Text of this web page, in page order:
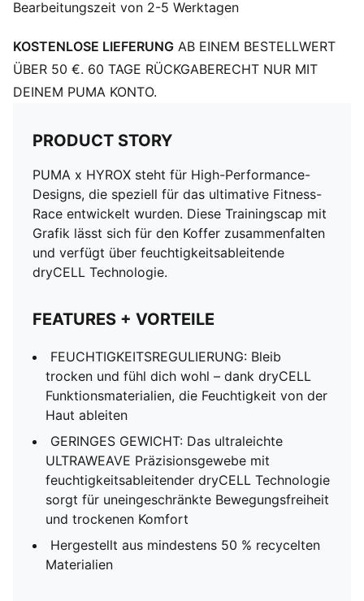
PUMA x HYROX Co-Branding-Details
Bearbeitungszeit von 2-5 Werktagen
KOSTENLOSE LIEFERUNG AB EINEM BESTELLWERT
ÜBER 50 €. 60 TAGE RÜCKGABERECHT NUR MIT
DEINEM PUMA KONTO.
PRODUCT STORY
PUMA x HYROX steht für High-Performance-
Designs, die speziell für das ultimative Fitness-
Race entwickelt wurden. Diese Trainingscap mit
Grafik lässt sich für den Koffer zusammenfalten
und verfügt über feuchtigkeitsableitende
dryCELL Technologie.
FEATURES + VORTEILE
FEUCHTIGKEITSREGULIERUNG: Bleib
trocken und fühl dich wohl – dank dryCELL
Funktionsmaterialien, die Feuchtigkeit von der
Haut ableiten
GERINGES GEWICHT: Das ultraleichte
ULTRAWEAVE Präzisionsgewebe mit
feuchtigkeitsableitender dryCELL Technologie
sorgt für uneingeschränkte Bewegungsfreiheit
und trockenen Komfort
Hergestellt aus mindestens 50 % recycelten
Materialien